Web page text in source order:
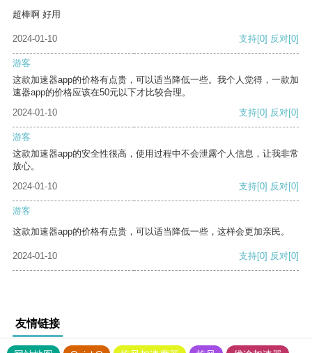
超棒啊 好用
2024-01-10 支持[0] 反对[0]
游客
这款加速器app的价格有点贵，可以适当降低一些。我个人觉得，一款加
速器app的价格应该在50元以下才比较合理。
2024-01-10
支持[0] 反对[0]
游客
这款加速器app的安全性很高，使用过程中不会泄露个人信息，让我非常
放心。
2024-01-10
支持[0] 反对[0]
游客
这款加速器app的价格有点贵，可以适当降低一些，这样会更加亲民。
2024-01-10 支持[0] 反对[0]
友情链接